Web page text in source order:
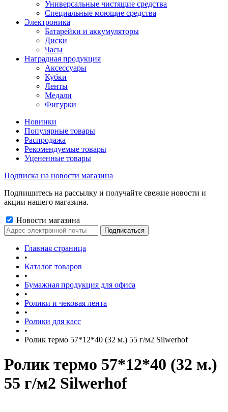
Универсальные чистящие средства
Специальные моющие средства
Электроника
Батарейки и аккумуляторы
Диски
Часы
Наградная продукция
Аксессуары
Кубки
Ленты
Медали
Фигурки
Новинки
Популярные товары
Распродажа
Рекомендуемые товары
Уцененные товары
Подписка на новости магазина
Подпишитесь на рассылку и получайте свежие новости и
акции нашего магазина.
Новости магазина
Главная страница
•
Каталог товаров
•
Бумажная продукция для офиса
•
Ролики и чековая лента
•
Ролики для касс
•
Ролик термо 57*12*40 (32 м.) 55 г/м2 Silwerhof
Ролик термо 57*12*40 (32 м.)
55 г/м2 Silwerhof